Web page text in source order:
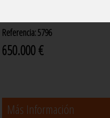
Referencia: 5796
650.000 €
Más Información